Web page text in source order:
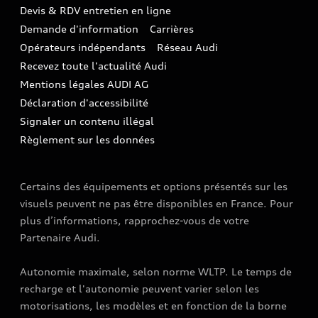
LLD
Action de Service EA 189
Audi Assistance
Campagne de rappel Airbag Takata
Mise à jour logiciel
Espace actualités Audi
Carrières
Espace Presse
Devis & RDV entretien en ligne
Demande d'information
Carrières
Opérateurs indépendants
Réseau Audi
Recevez toute l'actualité Audi
Mentions légales AUDI AG
Déclaration d'accessibilité
Signaler un contenu illégal
Règlement sur les données
Certains des équipements et options présentés sur les
visuels peuvent ne pas être disponibles en France. Pour
plus d’informations, rapprochez-vous de votre
Partenaire Audi.
Autonomie maximale, selon norme WLTP. Le temps de
recharge et l'autonomie peuvent varier selon les
motorisations, les modèles et en fonction de la borne